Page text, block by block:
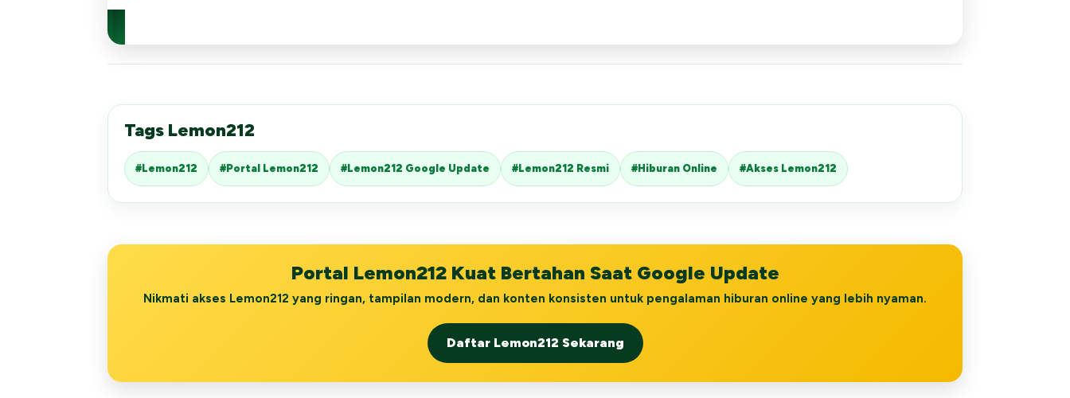
Lemon212 Semakin Stabil Dengan Akses Ringan dan Tampilan Premium
Tags Lemon212
#Lemon212 #Portal Lemon212 #Lemon212 Google Update #Lemon212 Resmi #Hiburan Online #Akses Lemon212
Portal Lemon212 Kuat Bertahan Saat Google Update
Nikmati akses Lemon212 yang ringan, tampilan modern, dan konten konsisten untuk pengalaman hiburan online yang lebih nyaman.
Daftar Lemon212 Sekarang